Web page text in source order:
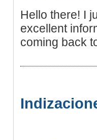
Hello there! I
excellent
coming back